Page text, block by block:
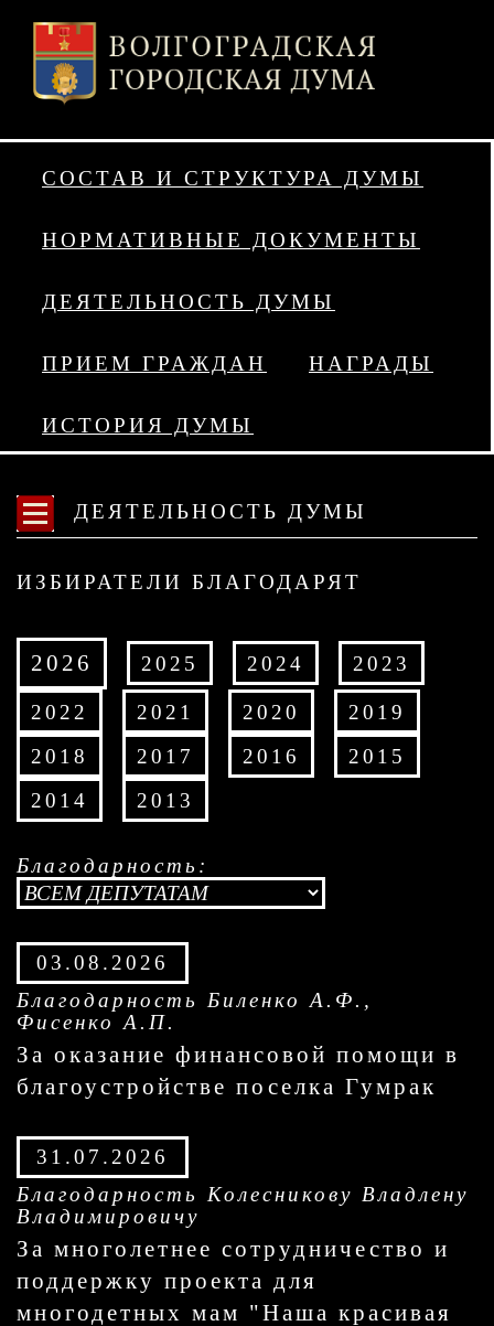
СОСТАВ И СТРУКТУРА ДУМЫ
НОРМАТИВНЫЕ ДОКУМЕНТЫ
ДЕЯТЕЛЬНОСТЬ ДУМЫ
ПРИЕМ ГРАЖДАН НАГРАДЫ
ИСТОРИЯ ДУМЫ
ДЕЯТЕЛЬНОСТЬ ДУМЫ
ИЗБИРАТЕЛИ БЛАГОДАРЯТ
2026 2025 2024 2023
2022 2021 2020
2019
2018
2017 2016
2015
2014
2013
Благодарность:
03.08.2026
Благодарность Биленко А.Ф.,
Фисенко А.П.
За оказание финансовой помощи в
благоустройстве поселка Гумрак
31.07.2026
Благодарность Колесникову Владлену
Владимировичу
За многолетнее сотрудничество и
поддержку проекта для
многодетных мам "Наша красивая